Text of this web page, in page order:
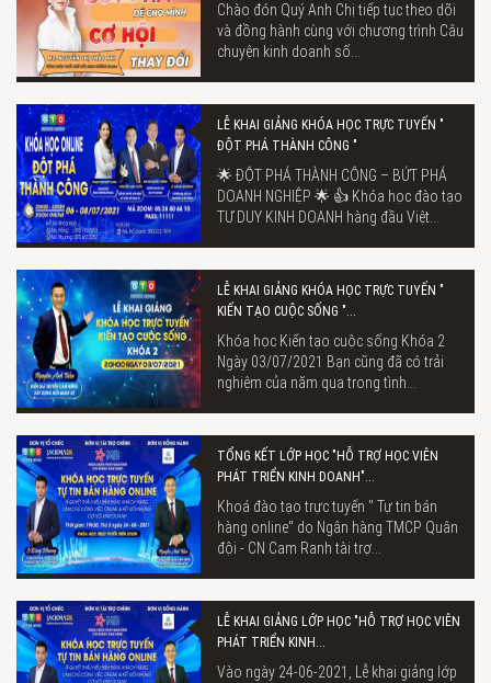
Chào đón Quý Anh Chị tiếp tục theo dõi
và đồng hành cùng với chương trình Câu
chuyện kinh doanh số...
LỄ KHAI GIẢNG KHÓA HỌC TRỰC TUYẾN "
ĐỘT PHÁ THÀNH CÔNG "
🌟 ĐỘT PHÁ THÀNH CÔNG – BỨT PHÁ
DOANH NGHIỆP 🌟 👍 Khóa học đào tạo
TƯ DUY KINH DOANH hàng đầu Việt...
LỄ KHAI GIẢNG KHÓA HỌC TRỰC TUYẾN "
KIẾN TẠO CUỘC SỐNG "...
Khóa học Kiến tạo cuộc sống Khóa 2
Ngày 03/07/2021 Bạn cũng đã có trải
nghiệm của năm qua trong tình...
TỔNG KẾT LỚP HỌC "HỖ TRỢ HỌC VIÊN
PHÁT TRIỂN KINH DOANH"...
Khoá đào tạo trực tuyến " Tự tin bán
hàng online" do Ngân hàng TMCP Quân
đội - CN Cam Ranh tài trợ...
LỄ KHAI GIẢNG LỚP HỌC "HỖ TRỢ HỌC VIÊN
PHÁT TRIỂN KINH...
Vào ngày 24-06-2021, Lễ khai giảng lớp